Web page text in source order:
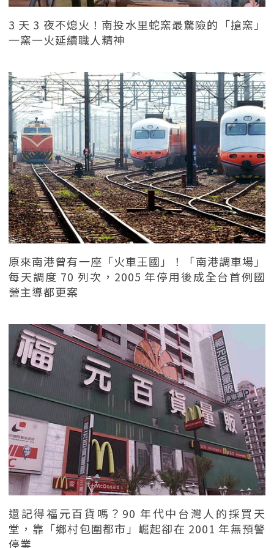
3 天 3 夜不熄火！南投水里蛇窯最驚險的「搶窯」
一窯一火延續職人精神
原來南港曾有一座「火車王國」！「南港調車場」
每天調度 70 列次，2005 年停用後成全台首例國
營主導都更案
還記得福元百貨嗎？90 年代中台灣人的採買天
堂，靠「鄉村包圍都市」崛起卻在 2001 年無預警
停業